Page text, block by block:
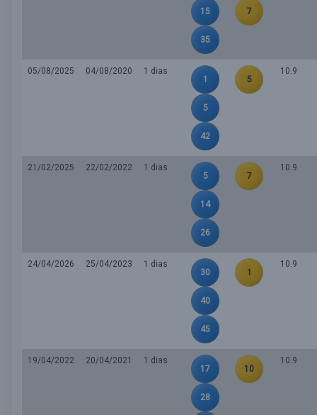
15
35
7
05/08/2025 04/08/2020
1 dias
1
5
42
5
10.9
21/02/2025 22/02/2022
1 dias
5
14
26
7
10.9
24/04/2026 25/04/2023
1 dias
30
40
45
1
10.9
19/04/2022 20/04/2021
1 dias
17
28
10
10.9